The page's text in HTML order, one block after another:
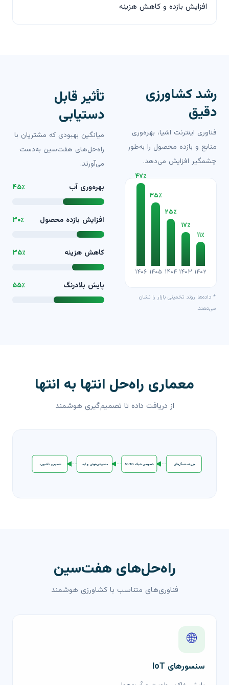
افزایش بازده و کاهش هزینه
رشد کشاورزی
دقیق
فناوری اینترنت اشیا، بهره‌وری
منابع و بازده محصول را به‌طور
چشمگیر افزایش می‌دهد.
۱۱٪
۱۴۰۲
۱۷٪
۱۴۰۳
۲۵٪
۱۴۰۴
۳۵٪
۱۴۰۵
۴۷٪
۱۴۰۶
* داده‌ها روند تخمینی بازار را نشان
می‌دهند.
تأثیر قابل
دستیابی
میانگین بهبودی که مشتریان با
راه‌حل‌های هفت‌سین به‌دست
می‌آورند.
بهره‌وری آب ۴۵٪
افزایش بازده محصول ۳۰٪
کاهش هزینه ۳۵٪
پایش بلادرنگ ۵۵٪
معماری راه‌حل انتها به انتها
از دریافت داده تا تصمیم‌گیری هوشمند
حسگرهای مزرعه شبکه خصوصی ۵G/۴G لبه و هوش مصنوعی داشبورد و تصمیم
راه‌حل‌های هفت‌سین
فناوری‌های متناسب با کشاورزی هوشمند
🌐
سنسورهای IoT